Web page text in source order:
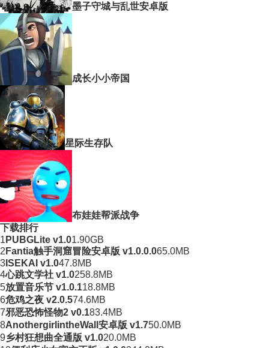
墨子守城与乱世安卓版
成长小小帝国
星际生存队
布娃娃帮派战争
下载排行
1 PUBGLite v1.01.90GB
2 Fantia触手洞窟冒险安卓版 v1.0.0.065.0MB
3 ISEKAI v1.047.8MB
4心跳文学社 v1.0258.8MB
5放置音乐节 v1.0.118.8MB
6危鸡之夜 v2.0.574.6MB
7邪恶恐怖怪物2 v0.183.4MB
8AnothergirlintheWall安卓版 v1.750.0MB
9乡村狂想曲全通版 v1.020.0MB